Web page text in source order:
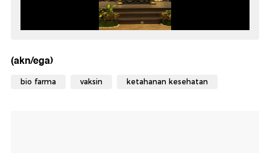
(akn/ega)
bio farma vaksin ketahanan kesehatan